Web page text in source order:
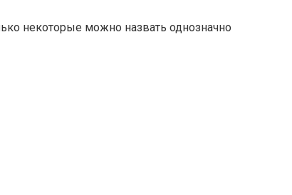
некоторые можно назвать однозначно